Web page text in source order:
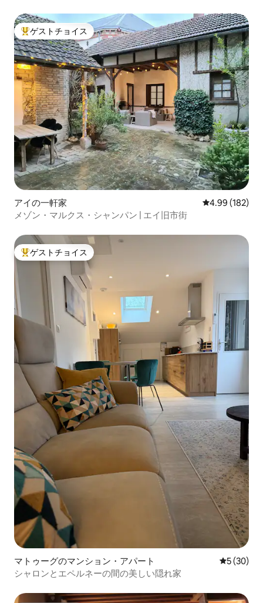
大好評のゲストチョイスです。
ゲストチョイス
アイの一軒家 レビュー182
4.99 (182)
メゾン・マルクス・シャンパン | エイ旧市街
大好評のゲストチョイスです。
ゲストチョイス
マトゥーグのマンション・アパート レビュー
5 (30)
シャロンとエペルネーの間の美しい隠れ家